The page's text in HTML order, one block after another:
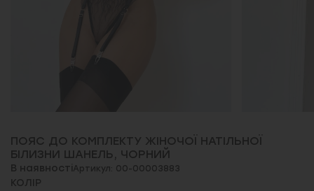
ПОЯС ДО КОМПЛЕКТУ ЖІНОЧОЇ НАТІЛЬНОЇ
БІЛИЗНИ ШАНЕЛЬ, ЧОРНИЙ
В наявностіАртикул: 00-00003883
КОЛІР